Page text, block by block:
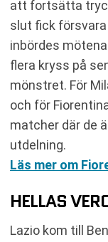
att fortsätta
slut fick
inbördes
flera kryss på
mönstret. För
och för
matcher där de
utdelning.
Läs mer om
HELLAS
Lazio kom till